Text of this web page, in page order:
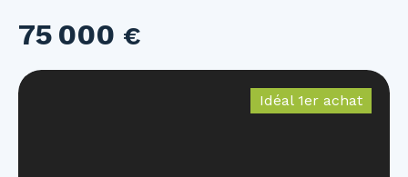
75 000 €
Idéal 1er achat